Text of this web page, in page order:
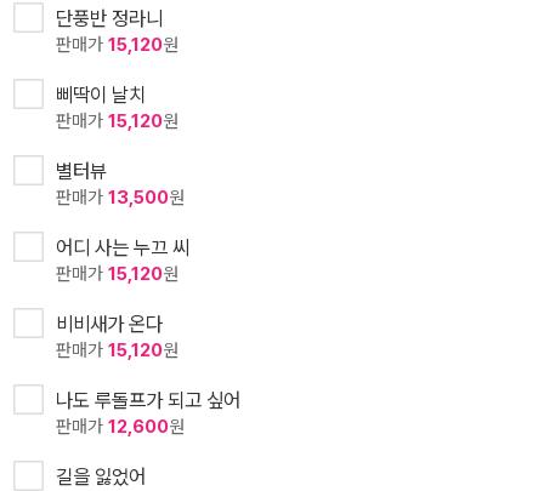
단풍반 정라니
판매가 15,120원
삐딱이 날치
판매가 15,120원
별터뷰
판매가 13,500원
어디 사는 누끄 씨
판매가 15,120원
비비새가 온다
판매가 15,120원
나도 루돌프가 되고 싶어
판매가 12,600원
길을 잃었어